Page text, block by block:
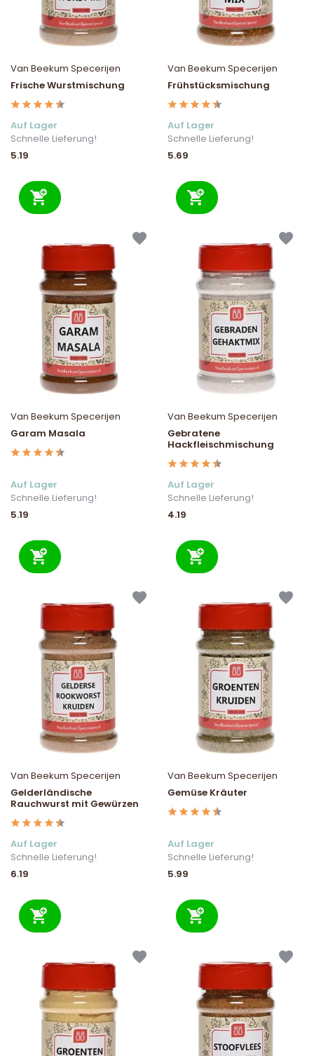
Van Beekum Specerijen
Frische Wurstmischung
Auf Lager
Schnelle Lieferung!
5.19
Van Beekum Specerijen
Frühstücksmischung
Auf Lager
Schnelle Lieferung!
5.69
Van Beekum Specerijen
Garam Masala
Auf Lager
Schnelle Lieferung!
5.19
Van Beekum Specerijen
Gebratene
Hackfleischmischung
Auf Lager
Schnelle Lieferung!
4.19
Van Beekum Specerijen
Gelderländische
Rauchwurst mit Gewürzen
Auf Lager
Schnelle Lieferung!
6.19
Van Beekum Specerijen
Gemüse Kräuter
Auf Lager
Schnelle Lieferung!
5.99